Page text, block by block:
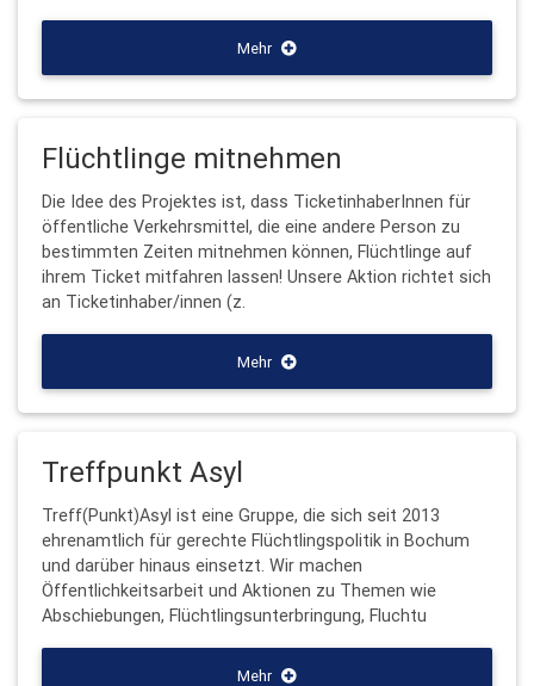
Mehr
Flüchtlinge mitnehmen
Die Idee des Projektes ist, dass TicketinhaberInnen für
öffentliche Verkehrsmittel, die eine andere Person zu
bestimmten Zeiten mitnehmen können, Flüchtlinge auf
ihrem Ticket mitfahren lassen! Unsere Aktion richtet sich
an Ticketinhaber/innen (z.
Mehr
Treffpunkt Asyl
Treff(Punkt)Asyl ist eine Gruppe, die sich seit 2013
ehrenamtlich für gerechte Flüchtlingspolitik in Bochum
und darüber hinaus einsetzt. Wir machen
Öffentlichkeitsarbeit und Aktionen zu Themen wie
Abschiebungen, Flüchtlingsunterbringung, Fluchtu
Mehr